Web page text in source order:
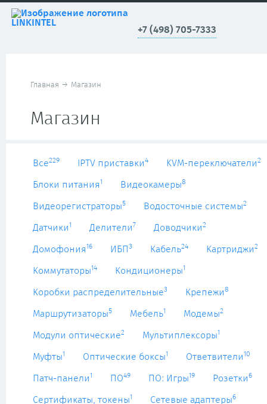
+7 (498) 705-7333
Главная → Магазин
Магазин
Все229 IPTV приставки4 KVM-переключатели2
Блоки питания1 Видеокамеры8
Видеорегистраторы5 Водосточные системы2
Датчики1 Делители7 Доводчики2
Домофония16 ИБП 3 Кабель24 Картриджи2
Коммутаторы14 Кондиционеры1
Коробки распределительные3 Крепежи8
Маршрутизаторы5 Мебель1 Модемы2
Модули оптические2 Мультиплексоры1
Муфты1 Оптические боксы1 Ответвители10
Патч-панели1 ПО49 ПО: Игры19 Розетки6
Сертификаты, токены1 Сетевые адаптеры6